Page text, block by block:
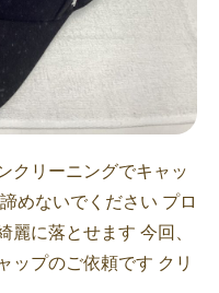
クリーニングでキャッ
めないでください プロ
麗に落とせます 今回、
ップのご依頼です クリ